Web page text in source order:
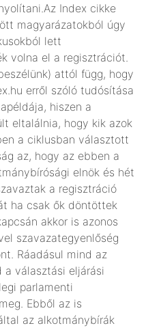
Index cikke
magyarázatokból úgy
lett
volna el a regisztrációt.
attól függ, hogy
erről szóló tudósítása
hiszen a
eltalálnia, hogy kik azok
a ciklusban választott
az, hogy az ebben a
elnök és hét
a regisztráció
ha csak ők döntöttek
akkor is azonos
szavazategyenlőség
Ráadásul mind az
a választási eljárási
parlamenti
Ebből az is
az alkotmánybírák